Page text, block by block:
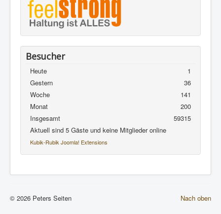
Besucher
Heute
1
Gestern
36
Woche
141
Monat
200
Insgesamt
59315
Aktuell sind 5 Gäste und keine Mitglieder online
Kubik-Rubik Joomla! Extensions
Nach oben
© 2026 Peters Seiten